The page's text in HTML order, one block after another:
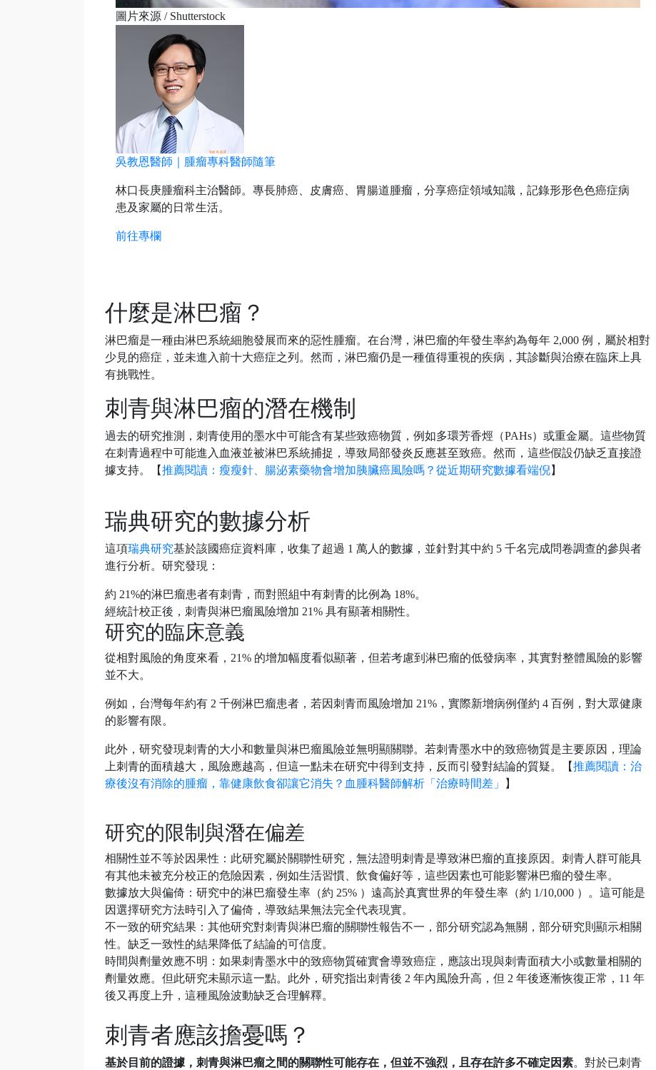
圖片來源 / Shutterstock
吳教恩醫師｜腫瘤專科醫師隨筆
林口長庚腫瘤科主治醫師。專長肺癌、皮膚癌、胃腸道腫瘤，分享癌症領域知識，記錄形形色色癌症病
患及家屬的日常生活。
前往專欄
什麼是淋巴瘤？
淋巴瘤是一種由淋巴系統細胞發展而來的惡性腫瘤。在台灣，淋巴瘤的年發生率約為每年 2,000 例，屬於相對
少見的癌症，並未進入前十大癌症之列。然而，淋巴瘤仍是一種值得重視的疾病，其診斷與治療在臨床上具
有挑戰性。
刺青與淋巴瘤的潛在機制
過去的研究推測，刺青使用的墨水中可能含有某些致癌物質，例如多環芳香烴（PAHs）或重金屬。這些物質
在刺青過程中可能進入血液並被淋巴系統捕捉，導致局部發炎反應甚至致癌。然而，這些假設仍缺乏直接證
據支持。【推薦閱讀：瘦瘦針、腸泌素藥物會增加胰臟癌風險嗎？從近期研究數據看端倪】
瑞典研究的數據分析
這項瑞典研究基於該國癌症資料庫，收集了超過 1 萬人的數據，並針對其中約 5 千名完成問卷調查的參與者
進行分析。研究發現：
約 21%的淋巴瘤患者有刺青，而對照組中有刺青的比例為 18%。
經統計校正後，刺青與淋巴瘤風險增加 21% 具有顯著相關性。
研究的臨床意義
從相對風險的角度來看，21% 的增加幅度看似顯著，但若考慮到淋巴瘤的低發病率，其實對整體風險的影響
並不大。
例如，台灣每年約有 2 千例淋巴瘤患者，若因刺青而風險增加 21%，實際新增病例僅約 4 百例，對大眾健康
的影響有限。
此外，研究發現刺青的大小和數量與淋巴瘤風險並無明顯關聯。若刺青墨水中的致癌物質是主要原因，理論
上刺青的面積越大，風險應越高，但這一點未在研究中得到支持，反而引發對結論的質疑。【推薦閱讀：治
療後沒有消除的腫瘤，靠健康飲食卻讓它消失？血腫科醫師解析「治療時間差」
】
研究的限制與潛在偏差
相關性並不等於因果性：此研究屬於關聯性研究，無法證明刺青是導致淋巴瘤的直接原因。刺青人群可能具
有其他未被充分校正的危險因素，例如生活習慣、飲食偏好等，這些因素也可能影響淋巴瘤的發生率。
數據放大與偏倚：研究中的淋巴瘤發生率（約 25% ）遠高於真實世界的年發生率（約 1/10,000 ）。這可能是
因選擇研究方法時引入了偏倚，導致結果無法完全代表現實。
不一致的研究結果：其他研究對刺青與淋巴瘤的關聯性報告不一，部分研究認為無關，部分研究則顯示相關
性。缺乏一致性的結果降低了結論的可信度。
時間與劑量效應不明：如果刺青墨水中的致癌物質確實會導致癌症，應該出現與刺青面積大小或數量相關的
劑量效應。但此研究未顯示這一點。此外，研究指出刺青後 2 年內風險升高，但 2 年後逐漸恢復正常，11 年
後又再度上升，這種風險波動缺乏合理解釋。
刺青者應該擔憂嗎？
基於目前的證據，刺青與淋巴瘤之間的關聯性可能存在，但並不強烈，且存在許多不確定因素。對於已刺青